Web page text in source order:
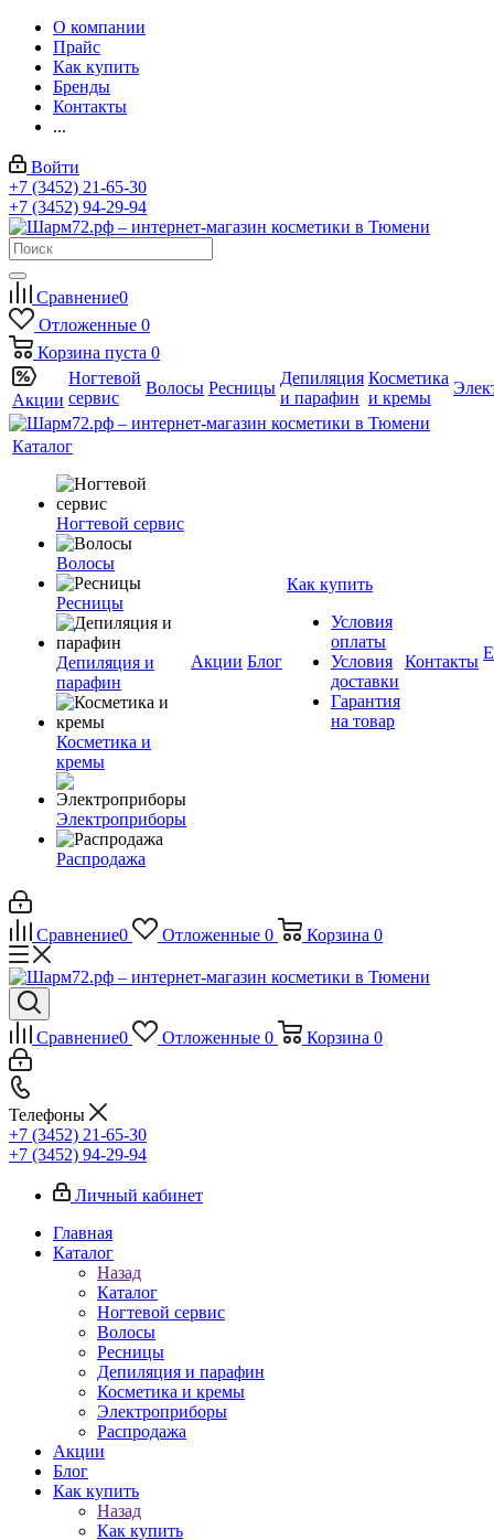
О компании
Прайс
Как купить
Бренды
Контакты
...
Войти
+7 (3452) 21-65-30
+7 (3452) 94-29-94
Сравнение0
Отложенные 0
Корзина пуста 0
Акции
Ногтевой
сервис
Волосы Ресницы
Депиляция
и парафин
Косметика
и кремы
Каталог
Ногтевой сервис
Волосы
Ресницы
Депиляция и
парафин
Косметика и
кремы
Электроприборы
Распродажа
Акции Блог
Как купить
Условия
оплаты
Условия
доставки
Гарантия
на товар
Контакты
Сравнение0 Отложенные 0 Корзина 0
Сравнение0 Отложенные 0 Корзина 0
Телефоны
+7 (3452) 21-65-30
+7 (3452) 94-29-94
Личный кабинет
Главная
Каталог
Назад
Каталог
Ногтевой сервис
Волосы
Ресницы
Депиляция и парафин
Косметика и кремы
Электроприборы
Распродажа
Акции
Блог
Как купить
Назад
Как купить